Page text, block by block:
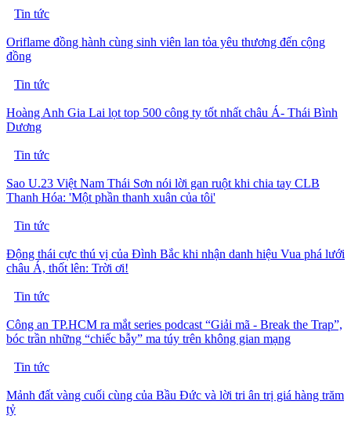
Tin tức
Oriflame đồng hành cùng sinh viên lan tỏa yêu thương đến cộng
đồng
Tin tức
Hoàng Anh Gia Lai lọt top 500 công ty tốt nhất châu Á- Thái Bình
Dương
Tin tức
Sao U.23 Việt Nam Thái Sơn nói lời gan ruột khi chia tay CLB
Thanh Hóa: 'Một phần thanh xuân của tôi'
Tin tức
Động thái cực thú vị của Đình Bắc khi nhận danh hiệu Vua phá lưới
châu Á, thốt lên: Trời ơi!
Tin tức
Công an TP.HCM ra mắt series podcast “Giải mã - Break the Trap”,
bóc trần những “chiếc bẫy” ma túy trên không gian mạng
Tin tức
Mảnh đất vàng cuối cùng của Bầu Đức và lời tri ân trị giá hàng trăm
tỷ